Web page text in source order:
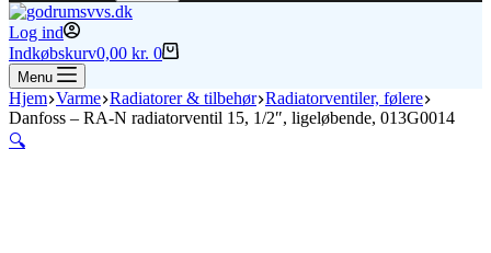
Log ind
Indkøbskurv0,00 kr. 0
Menu
Hjem Varme Radiatorer & tilbehør Radiatorventiler, følere
Danfoss – RA-N radiatorventil 15, 1/2″, ligeløbende, 013G0014
🔍